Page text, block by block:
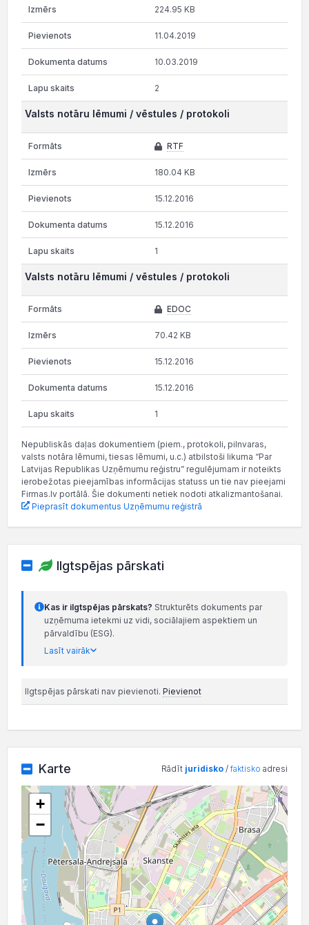
224.95 KB
11.04.2019
10.03.2019
2
Valsts notāru lēmumi / vēstules / protokoli
RTF
180.04 KB
15.12.2016
15.12.2016
1
Valsts notāru lēmumi / vēstules / protokoli
EDOC
70.42 KB
15.12.2016
15.12.2016
1
Nepubliskās daļas dokumentiem (piem., protokoli, pilnvaras,
valsts notāra lēmumi, tiesas lēmumi, u.c.) atbilstoši likuma “Par
Latvijas Republikas Uzņēmumu reģistru” regulējumam ir noteikts
ierobežotas pieejamības informācijas statuss un tie nav pieejami
Firmas.lv portālā. Šie dokumenti netiek nodoti atkalizmantošanai.
Pieprasīt dokumentus Uzņēmumu reģistrā
Ilgtspējas pārskati
Kas ir ilgtspējas pārskats? Strukturēts dokuments par
uzņēmuma ietekmi uz vidi, sociālajiem aspektiem un
pārvaldību (ESG).
Lasīt vairāk
Ilgtspējas pārskati nav pievienoti. Pievienot
Karte Rādīt juridisko /faktisko adresi
+
−